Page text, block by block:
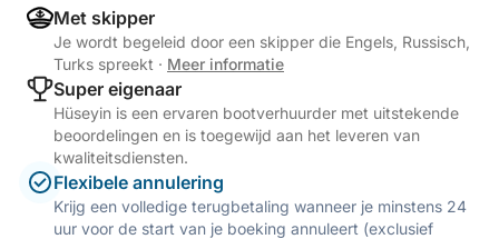
Met skipper
Je wordt begeleid door een skipper die Engels, Russisch,
Turks spreekt · Meer informatie
Super eigenaar
Hüseyin is een ervaren bootverhuurder met uitstekende
beoordelingen en is toegewijd aan het leveren van
kwaliteitsdiensten.
Flexibele annulering
Krijg een volledige terugbetaling wanneer je minstens 24
uur voor de start van je boeking annuleert (exclusief